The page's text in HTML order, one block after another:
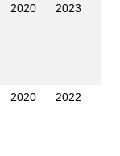
2020 2023
2020 2022